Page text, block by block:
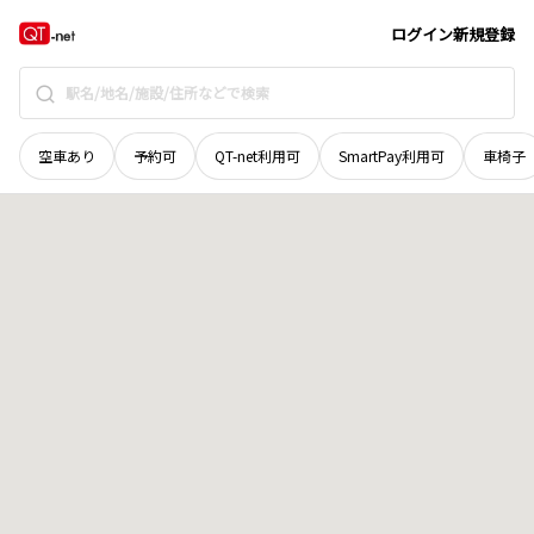
ログイン新規登録
空車あり 予約可 QT-net利用可 SmartPay利用可 車椅子
北海道